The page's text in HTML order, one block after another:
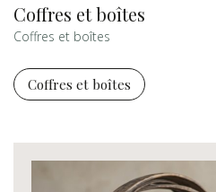
Coffres et boîtes
Coffres et boîtes
Coffres et boîtes